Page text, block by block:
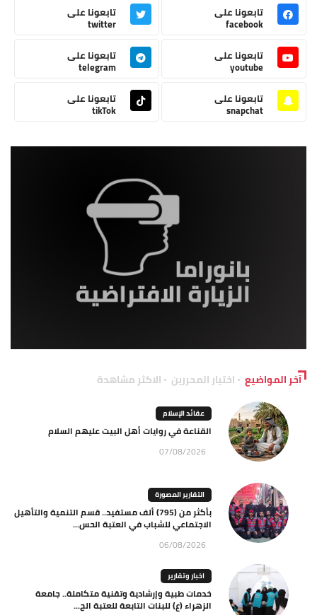
تابعونا على
facebook
تابعونا على
twitter
تابعونا على
youtube
تابعونا على
telegram
تابعونا على
snapchat
تابعونا على
tikTok
آخر المواضيع اختيار المحررين الاكثر مشاهدة
عقائد الإسلام
القناعة في روايات أهل البيت عليهم السلام
07/08/2026
التقارير المصورة
بأكثر من (795) ألف مستفيد.. قسم التنمية والتأهيل
الاجتماعي للشباب في العتبة الحس...
06/08/2026
اخبار وتقارير
خدمات طبية وإرشادية وتقنية متكاملة.. جامعة
الزهراء (ع) للبنات التابعة للعتبة الح...